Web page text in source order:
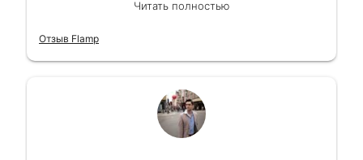
вышло вообще приемлемо хочу сказать.
Читать полностью
Отзыв Flamp